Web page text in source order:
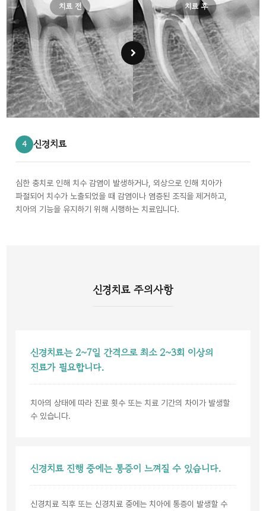
치료 전 치료 후
4 신경치료
심한 충치로 인해 치수 감염이 발생하거나, 외상으로 인해 치아가
파절되어 치수가 노출되었을 때 감염이나 염증된 조직을 제거하고,
치아의 기능을 유지하기 위해 시행하는 치료입니다.
신경치료 주의사항
신경치료는 2~7일 간격으로 최소 2~3회 이상의
진료가 필요합니다.
치아의 상태에 따라 진료 횟수 또는 치료 기간의 차이가 발생할
수 있습니다.
신경치료 진행 중에는 통증이 느껴질 수 있습니다.
신경치료 직후 또는 신경치료 중에는 치아에 통증이 발생할 수